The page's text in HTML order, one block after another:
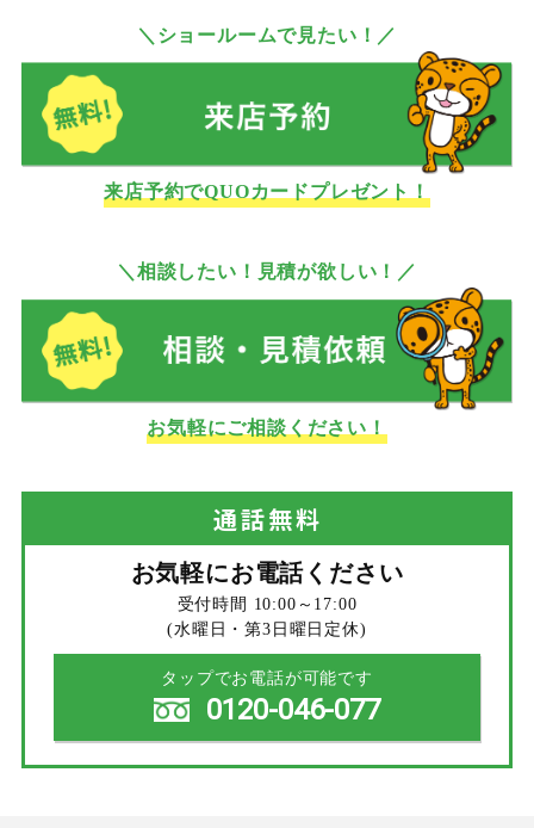
＼ショールームで見たい！／
来店予約でQUOカードプレゼント！
＼相談したい！見積が欲しい！／
お気軽にご相談ください！
通話無料
お気軽にお電話ください
受付時間 10:00～17:00
(水曜日・第3日曜日定休)
タップでお電話が可能です
0120-046-077